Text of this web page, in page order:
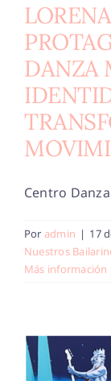
DANZA
Centro
Por admin | 17
Nuestros
Más información